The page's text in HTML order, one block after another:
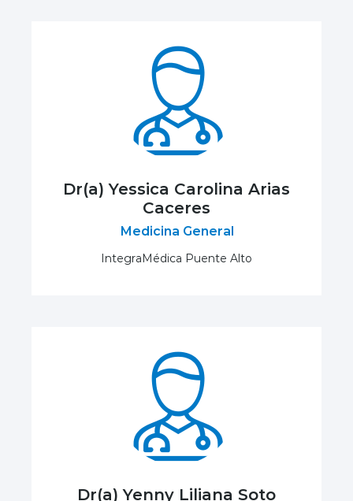
Dr(a) Yessica Carolina Arias
Caceres
Medicina General
IntegraMédica Puente Alto
Dr(a) Yenny Liliana Soto